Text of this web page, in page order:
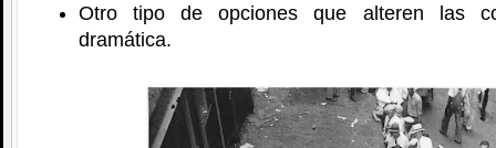
Otro tipo de opciones que alteren las
dramática.